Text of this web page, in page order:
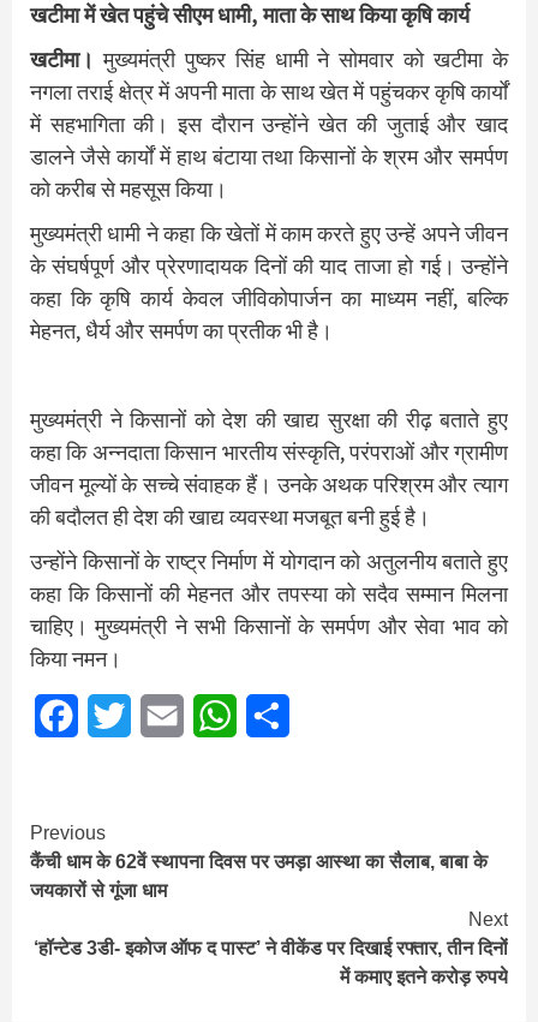
खटीमा में खेत पहुंचे सीएम धामी, माता के साथ किया कृषि कार्य
खटीमा। मुख्यमंत्री पुष्कर सिंह धामी ने सोमवार को खटीमा के
नगला तराई क्षेत्र में अपनी माता के साथ खेत में पहुंचकर कृषि कार्यों
में सहभागिता की। इस दौरान उन्होंने खेत की जुताई और खाद
डालने जैसे कार्यों में हाथ बंटाया तथा किसानों के श्रम और समर्पण
को करीब से महसूस किया।
मुख्यमंत्री धामी ने कहा कि खेतों में काम करते हुए उन्हें अपने जीवन
के संघर्षपूर्ण और प्रेरणादायक दिनों की याद ताजा हो गई। उन्होंने
कहा कि कृषि कार्य केवल जीविकोपार्जन का माध्यम नहीं, बल्कि
मेहनत, धैर्य और समर्पण का प्रतीक भी है।
मुख्यमंत्री ने किसानों को देश की खाद्य सुरक्षा की रीढ़ बताते हुए
कहा कि अन्नदाता किसान भारतीय संस्कृति, परंपराओं और ग्रामीण
जीवन मूल्यों के सच्चे संवाहक हैं। उनके अथक परिश्रम और त्याग
की बदौलत ही देश की खाद्य व्यवस्था मजबूत बनी हुई है।
उन्होंने किसानों के राष्ट्र निर्माण में योगदान को अतुलनीय बताते हुए
कहा कि किसानों की मेहनत और तपस्या को सदैव सम्मान मिलना
चाहिए। मुख्यमंत्री ने सभी किसानों के समर्पण और सेवा भाव को
किया नमन।
FacebookTwitter Email WhatsApp
Continue
Reading
Previous
कैंची धाम के 62वें स्थापना दिवस पर उमड़ा आस्था का सैलाब, बाबा के
जयकारों से गूंजा धाम
Next
‘हॉन्टेड 3डी- इकोज ऑफ द पास्ट’ ने वीकेंड पर दिखाई रफ्तार, तीन दिनों
में कमाए इतने करोड़ रुपये